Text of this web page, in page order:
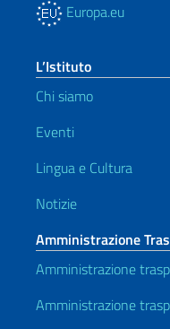
Europa.eu
L’Istituto
Chi siamo
Eventi
Lingua e Cultura
Notizie
Amministrazione
Amministrazione
Amministrazione